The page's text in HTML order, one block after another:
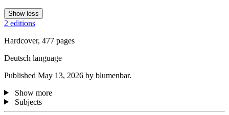
Show less
2 editions
Hardcover, 477 pages
Deutsch language
Published May 13, 2026 by blumenbar.
Show more
Subjects